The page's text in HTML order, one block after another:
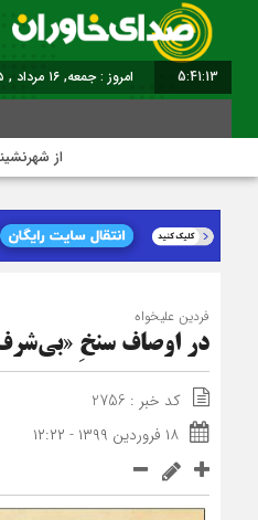
5:41:13 برابر با : Friday - 7 August - 2026
از شهرنشینی
فردین علیخواه
در اوصاف سنخِ
کد خبر : 2756
۱۸ فروردین ۱۳۹۹ - ۱۲:۲۲